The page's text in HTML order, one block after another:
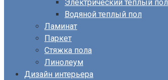
Электрический теплый пол
Водяной теплый пол
Ламинат
Паркет
Стяжка пола
Линолеум
Дизайн интерьера